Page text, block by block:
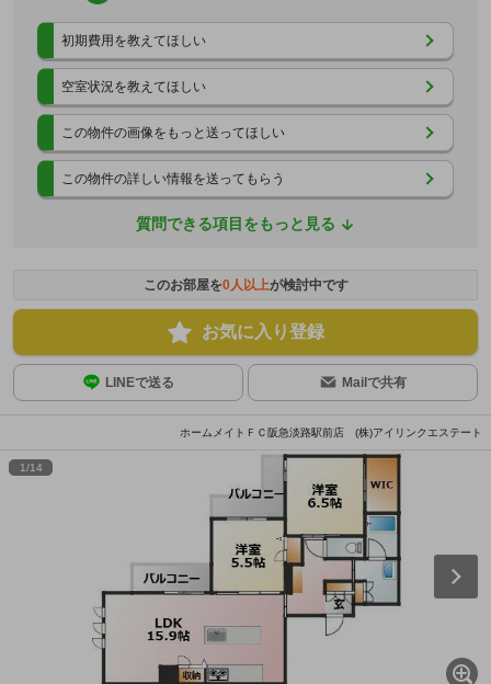
初期費用を教えてほしい
空室状況を教えてほしい
この物件の画像をもっと送ってほしい
この物件の詳しい情報を送ってもらう
質問できる項目をもっと見る
このお部屋を0人以上が検討中です
お気に入り登録
LINEで送る Mailで共有
ホームメイトＦＣ阪急淡路駅前店 (株)アイリンクエステート
1/14